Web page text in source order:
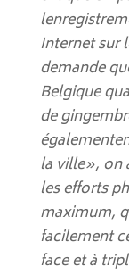
Internet sur
demande
Belgique
de
la ville», on
les efforts
maximum,
facilement
face et à